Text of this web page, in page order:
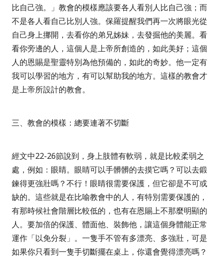
比自己強。」教會的模樣應該要各人看別人比自己強；而
不是各人看自己比別人強。保羅提醒我們再一次將眼光從
自己身上挪開，去看你的弟兄姊妹，去發掘他的美麗。看
看你旁邊的人，這個人是上帝所創造的，如此美好；這個
人的恩賜是聖靈特別為他預備的，如此的奇妙。他一定有
我可以學習的地方，有可以幫助我的地方。這樣的教會才
是上帝所設計的教會。
三、教會的模樣：總要連著不切斷
經文中22-26節說到，身上肢體有軟弱，就是比較柔弱之
處，例如：眼睛。眼睛可以手髒髒的去摸它嗎？可以去鍛
鍊得更強壯嗎？不行！眼睛很需要保護，但它卻是不可或
缺的。這些就是在比喻教會中的人，有特別需要保護的，
有那時候社會階層比較低的，也有在恩賜上不那麼明顯的
人。要加倍的保護、體面他、裝飾他，讓這個身體能正常
運作「以免分裂」。一隻手不管有多漂亮、多強壯，可是
如果你只看到一隻手切斷擺在桌上，你還會覺得漂亮嗎？